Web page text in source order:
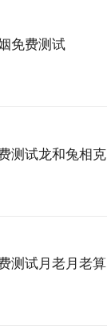
免费测试
测试龙和兔相克
测试月老月老算